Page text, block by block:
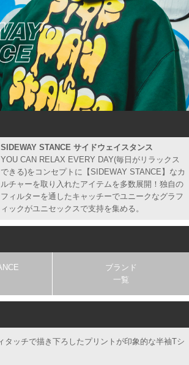
SIDEWAY STANCE サイドウェイスタンス
YOU CAN RELAX EVERY DAY(毎日がリラックス
できる)をコンセプトに【SIDEWAY STANCE】なカ
ルチャーを取り入れたアイテムを多数展開！独自の
フィルターを通したキャッチーでユニークなグラフ
ィックがユニセックスで支持を集める。
ブランド
一覧
タッチで描き下ろしたプリントが印象的な半袖Tシ